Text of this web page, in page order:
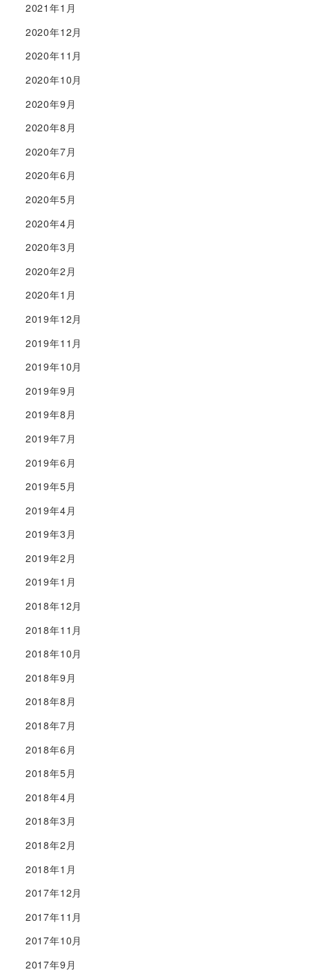
2021年1月
2020年12月
2020年11月
2020年10月
2020年9月
2020年8月
2020年7月
2020年6月
2020年5月
2020年4月
2020年3月
2020年2月
2020年1月
2019年12月
2019年11月
2019年10月
2019年9月
2019年8月
2019年7月
2019年6月
2019年5月
2019年4月
2019年3月
2019年2月
2019年1月
2018年12月
2018年11月
2018年10月
2018年9月
2018年8月
2018年7月
2018年6月
2018年5月
2018年4月
2018年3月
2018年2月
2018年1月
2017年12月
2017年11月
2017年10月
2017年9月